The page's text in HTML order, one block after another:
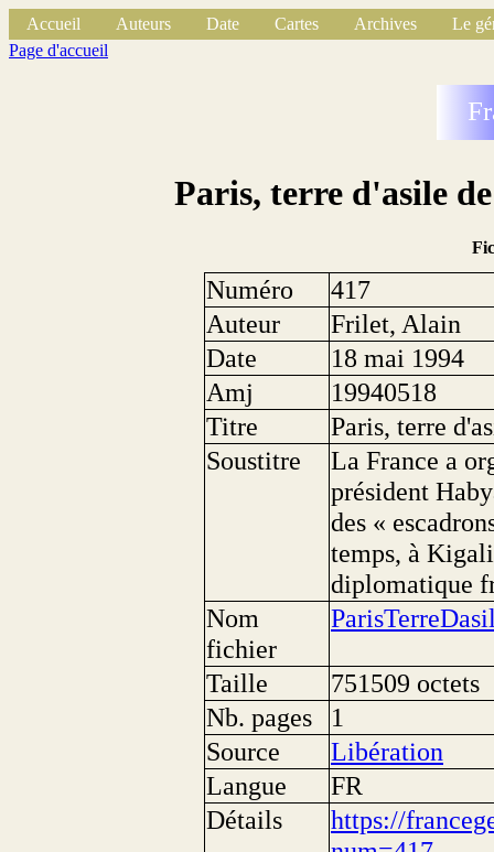
Accueil Auteurs Date Cartes Archives
Le
Page d'accueil
Paris, terre d'asile
Numéro
417
Auteur
Frilet, Alain
Date
18 mai 1994
Amj
19940518
Titre
Paris, terre
Soustitre
La France a
président
des «
temps, à
diplomatique
Nom
fichier
Taille
751509 octets
Nb. pages
1
Source
Libération
Langue
FR
Détails
https://